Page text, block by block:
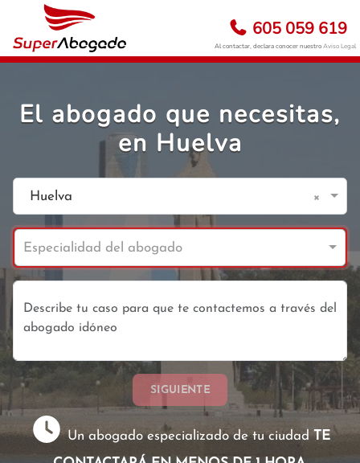
605 059 619
Al contactar, declara conocer nuestroAviso Legal
El abogado que necesitas,
en Huelva
Huelva ×
Especialidad del abogado
SIGUIENTE
Un abogado especializado de tu ciudadTE